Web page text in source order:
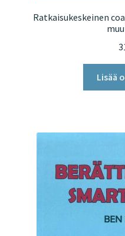
Ratkaisukeskeinen
Lisää